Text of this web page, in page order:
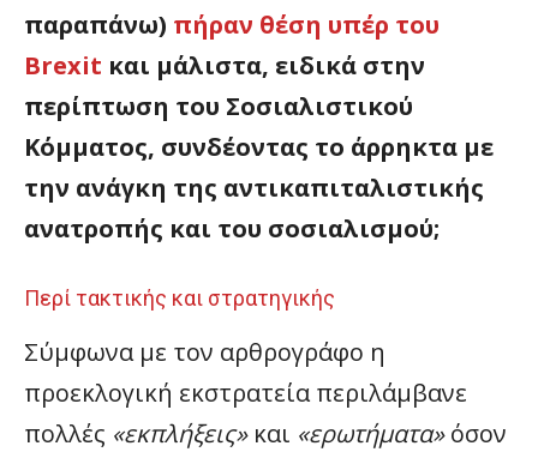
παραπάνω) πήραν θέση υπέρ του
Brexit και μάλιστα, ειδικά στην
περίπτωση του Σοσιαλιστικού
Κόμματος, συνδέοντας το άρρηκτα με
την ανάγκη της αντικαπιταλιστικής
ανατροπής και του σοσιαλισμού;
Περί τακτικής και στρατηγικής
Σύμφωνα με τον αρθρογράφο η
προεκλογική εκστρατεία περιλάμβανε
πολλές «εκπλήξεις»και «ερωτήματα»όσον